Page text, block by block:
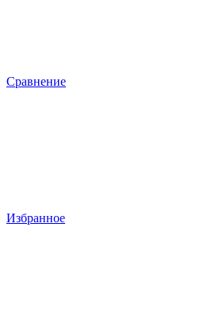
Сравнение
Избранное